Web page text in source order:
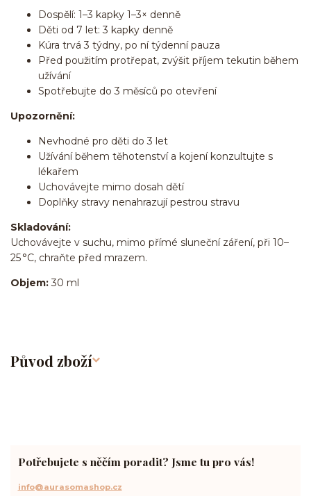
Dospělí: 1–3 kapky 1–3× denně
Děti od 7 let: 3 kapky denně
Kúra trvá 3 týdny, po ní týdenní pauza
Před použitím protřepat, zvýšit příjem tekutin během
užívání
Spotřebujte do 3 měsíců po otevření
Upozornění:
Nevhodné pro děti do 3 let
Užívání během těhotenství a kojení konzultujte s
lékařem
Uchovávejte mimo dosah dětí
Doplňky stravy nenahrazují pestrou stravu
Skladování:
Uchovávejte v suchu, mimo přímé sluneční záření, při 10–
25 °C, chraňte před mrazem.
Objem:30 ml
Původ zboží
Potřebujete s něčím poradit? Jsme tu pro vás!
info@aurasomashop.cz